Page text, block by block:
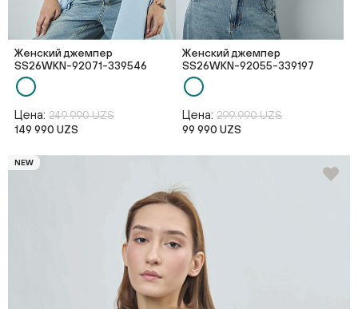
Женский джемпер
SS26WKN-92071-339546
Цена: 249 990 UZS
149 990 UZS
Женский джемпер
SS26WKN-92055-339197
Цена: 299 990 UZS
99 990 UZS
NEW